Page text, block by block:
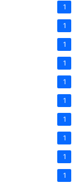
1
1
1
1
1
1
1
1
1
1